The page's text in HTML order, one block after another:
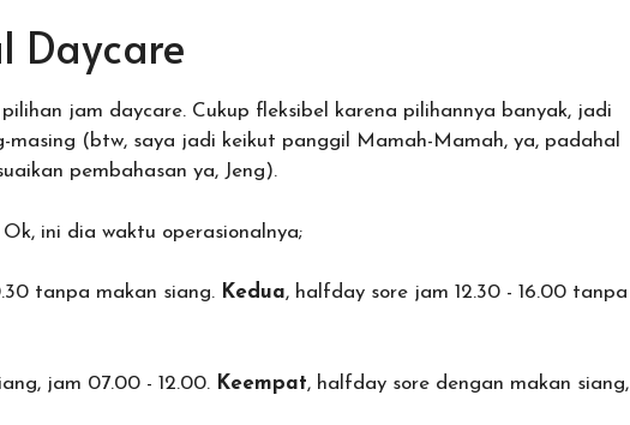
Daycare
jam daycare. Cukup fleksibel karena pilihannya banyak, jadi
masing (btw, saya jadi keikut panggil Mamah-Mamah, ya, padahal
pembahasan ya, Jeng).
Ok, ini dia waktu operasionalnya;
tanpa makan siang. Kedua, halfday sore jam 12.30 - 16.00 tanpa
jam 07.00 - 12.00. Keempat, halfday sore dengan makan siang,